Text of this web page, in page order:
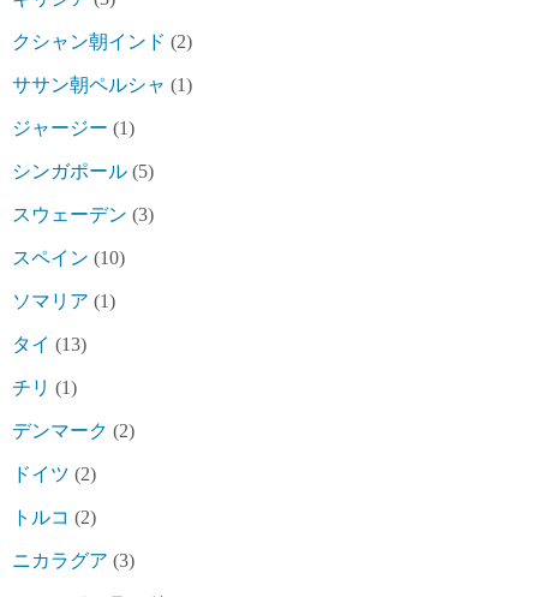
クシャン朝インド (2)
ササン朝ペルシャ (1)
ジャージー (1)
シンガポール (5)
スウェーデン (3)
スペイン (10)
ソマリア (1)
タイ (13)
チリ (1)
デンマーク (2)
ドイツ (2)
トルコ (2)
ニカラグア (3)